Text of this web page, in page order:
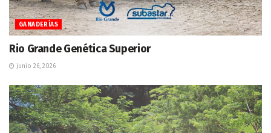
GANADERÍAS
Rio Grande Genética Superior
junio 26, 2026